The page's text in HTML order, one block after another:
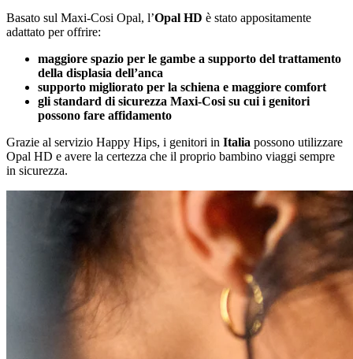
Basato sul Maxi-Cosi Opal, l’Opal HD è stato appositamente
adattato per offrire:
maggiore spazio per le gambe a supporto del trattamento
della displasia dell’anca
supporto migliorato per la schiena e maggiore comfort
gli standard di sicurezza Maxi-Cosi su cui i genitori
possono fare affidamento
Grazie al servizio Happy Hips, i genitori in Italia possono utilizzare
Opal HD e avere la certezza che il proprio bambino viaggi sempre
in sicurezza.